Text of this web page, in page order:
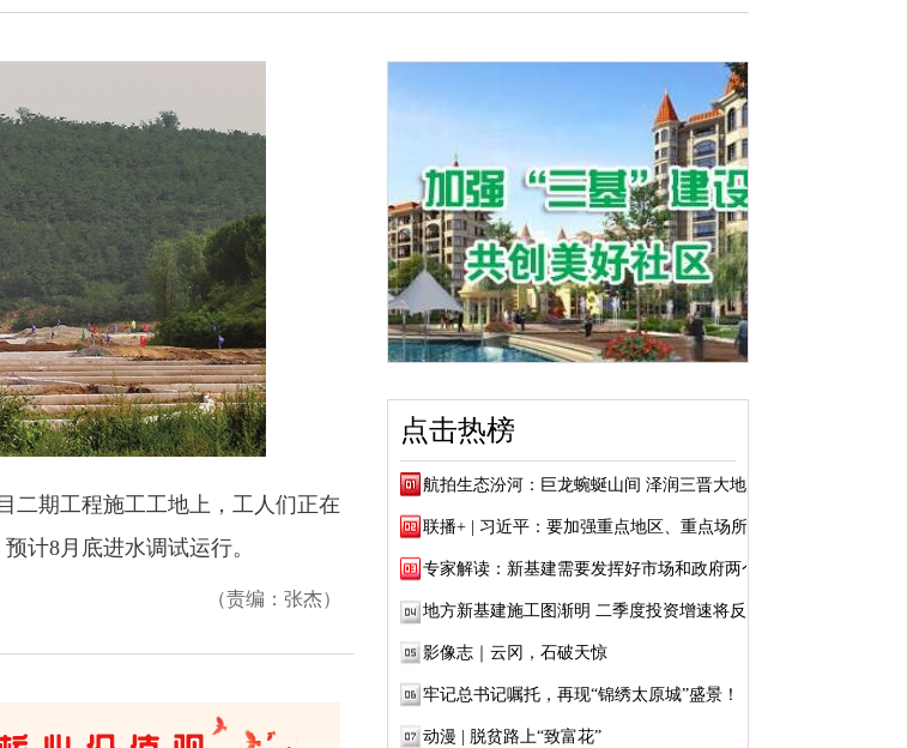
期工程施工工地上，工人们正在
计8月底进水调试运行。
（责编：张杰）
点击热榜
航拍生态汾河：巨龙蜿蜒山间 泽润三晋大地
联播+ | 习近平：要加强重点地区、重点场所...
专家解读：新基建需要发挥好市场和政府两个...
地方新基建施工图渐明 二季度投资增速将反弹
影像志｜云冈，石破天惊
牢记总书记嘱托，再现“锦绣太原城”盛景！
动漫 | 脱贫路上“致富花”